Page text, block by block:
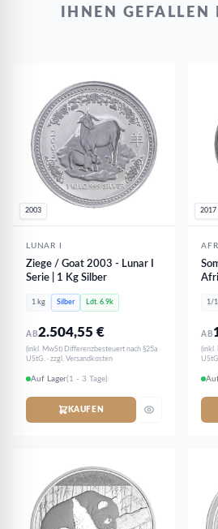
IHNEN GEFALLEN
2003
LUNAR I
Ziege / Goat 2003 - Lunar I
Serie | 1 Kg Silber
1 kg Silber Ldt. 6.9k
AB2.504,55€
(inkl. MwSt) Differenzbesteuert nach §25a
UStG. · zzgl. Versandkosten
Auf Lager(1 - 3 Tage)
KAUFEN
2017
1/
AB
(inkl.